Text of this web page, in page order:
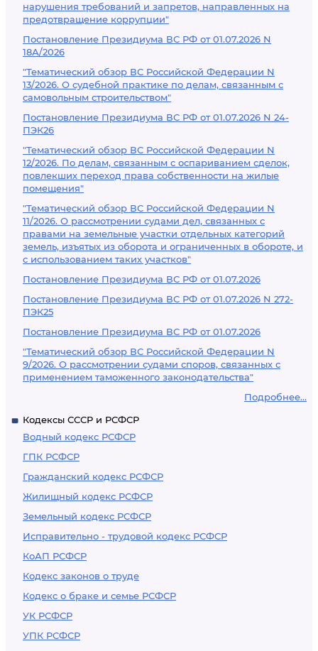
нарушения требований и запретов, направленных на
предотвращение коррупции"
Постановление Президиума ВС РФ от 01.07.2026 N
18А/2026
"Тематический обзор ВС Российской Федерации N
13/2026. О судебной практике по делам, связанным с
самовольным строительством"
Постановление Президиума ВС РФ от 01.07.2026 N 24-
ПЭК26
"Тематический обзор ВС Российской Федерации N
12/2026. По делам, связанным с оспариванием сделок,
повлекших переход права собственности на жилые
помещения"
"Тематический обзор ВС Российской Федерации N
11/2026. О рассмотрении судами дел, связанных с
правами на земельные участки отдельных категорий
земель, изъятых из оборота и ограниченных в обороте, и
с использованием таких участков"
Постановление Президиума ВС РФ от 01.07.2026
Постановление Президиума ВС РФ от 01.07.2026 N 272-
ПЭК25
Постановление Президиума ВС РФ от 01.07.2026
"Тематический обзор ВС Российской Федерации N
9/2026. О рассмотрении судами споров, связанных с
применением таможенного законодательства"
Подробнее...
Кодексы СССР и РСФСР
Водный кодекс РСФСР
ГПК РСФСР
Гражданский кодекс РСФСР
Жилищный кодекс РСФСР
Земельный кодекс РСФСР
Исправительно - трудовой кодекс РСФСР
КоАП РСФСР
Кодекс законов о труде
Кодекс о браке и семье РСФСР
УК РСФСР
УПК РСФСР